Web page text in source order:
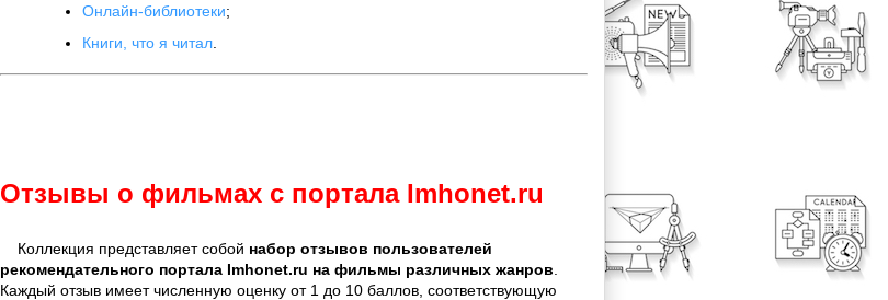
Онлайн-библиотеки;
Книги, что я читал
Отзывы о фильмах с портала Imhonet.ru
Коллекция представляет собой набор отзывов пользователей
рекомендательного портала Imhonet.ru на фильмы различных жанров
Каждый отзыв имеет численную оценку от 1 до 10 баллов, соответствующую